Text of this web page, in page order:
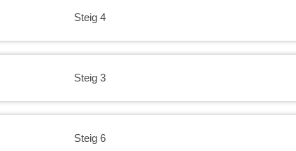
17:30
Steig 4
Steig 3
Steig 6